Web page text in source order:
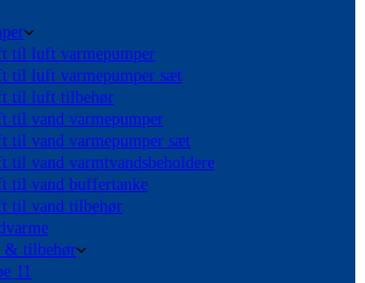
til luft varmepumper
til luft varmepumper sæt
til luft tilbehør
til vand varmepumper
til vand varmepumper sæt
til vand varmtvandsbeholdere
til vand buffertanke
til vand tilbehør
& tilbehør
11